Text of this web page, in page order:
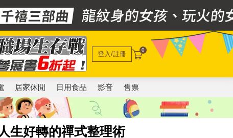
登入/註冊 0
居家休閒 日用食品 影音 售票
生好轉的禪式整理術